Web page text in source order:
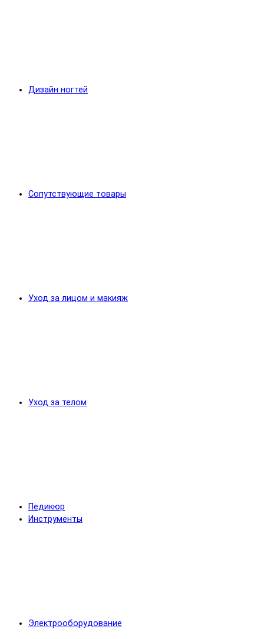
Дизайн ногтей
Сопутствующие товары
Уход за лицом и макияж
Уход за телом
Педикюр
Инструменты
Электрооборудование